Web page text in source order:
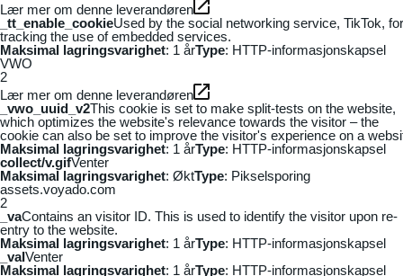
Lær mer om denne leverandøren
_tt_enable_cookieUsed by the social networking service, TikTok, for
tracking the use of embedded services.
Maksimal lagringsvarighet: 1 årType: HTTP-informasjonskapsel
VWO
2
Lær mer om denne leverandøren
_vwo_uuid_v2This cookie is set to make split-tests on the website,
which optimizes the website's relevance towards the visitor – the
cookie can also be set to improve the visitor's experience on a
Maksimal lagringsvarighet: 1 årType: HTTP-informasjonskapsel
collect/v.gifVenter
Maksimal lagringsvarighet: ØktType: Pikselsporing
assets.voyado.com
2
_vaContains an visitor ID. This is used to identify the visitor upon re-
entry to the website.
Maksimal lagringsvarighet: 1 årType: HTTP-informasjonskapsel
_vaIVenter
Maksimal lagringsvarighet: 1 årType: HTTP-informasjonskapsel